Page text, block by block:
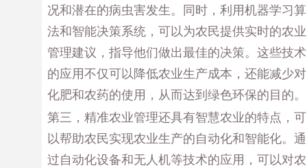
况和潜在的病虫害发生。同时，利用机器学习算
法和智能决策系统，可以为农民提供实时的农业
管理建议，指导他们做出最佳的决策。这些技术
的应用不仅可以降低农业生产成本，还能减少对
化肥和农药的使用，从而达到绿色环保的目的。
第三，精准农业管理还具有智慧农业的特点，可
以帮助农民实现农业生产的自动化和智能化。通
过自动化设备和无人机等技术的应用，可以对农